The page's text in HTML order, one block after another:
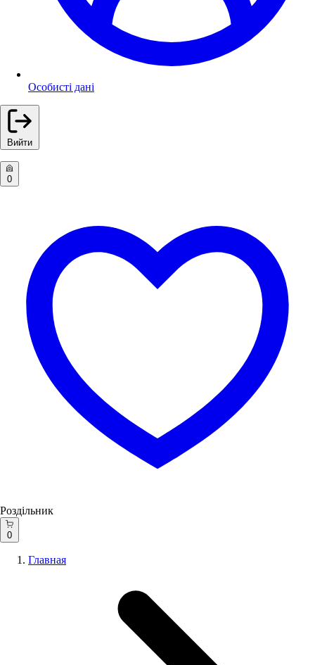
Особисті дані
Вийти
0
Роздільник
0
Главная